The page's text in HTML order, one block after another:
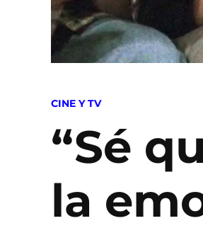
POSTED
CINE Y TV
“Sé
la